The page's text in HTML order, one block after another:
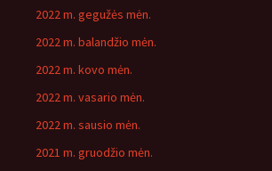
2022 m. gegužės mėn.
2022 m. balandžio mėn.
2022 m. kovo mėn.
2022 m. vasario mėn.
2022 m. sausio mėn.
2021 m. gruodžio mėn.